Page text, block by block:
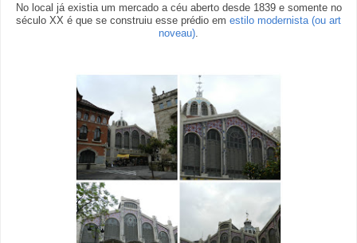
No local já existia um mercado a céu aberto desde 1839 e somente no
século XX é que se construiu esse prédio em estilo modernista (ou art
noveau).